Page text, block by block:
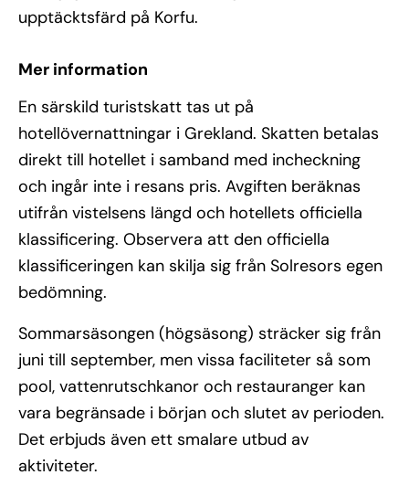
upptäcktsfärd på Korfu.
Mer information
En särskild turistskatt tas ut på
hotellövernattningar i Grekland. Skatten betalas
direkt till hotellet i samband med incheckning
och ingår inte i resans pris. Avgiften beräknas
utifrån vistelsens längd och hotellets officiella
klassificering. Observera att den officiella
klassificeringen kan skilja sig från Solresors egen
bedömning.
Sommarsäsongen (högsäsong) sträcker sig från
juni till september, men vissa faciliteter så som
pool, vattenrutschkanor och restauranger kan
vara begränsade i början och slutet av perioden.
Det erbjuds även ett smalare utbud av
aktiviteter.